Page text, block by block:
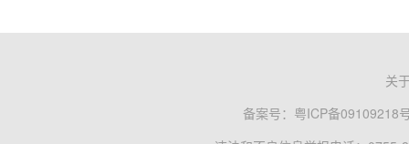
关
备案号： 粤ICP备09109218